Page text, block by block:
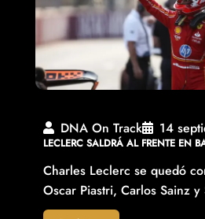
DNA On Track 14
LECLERC SALDRÁ AL FRENTE EN
Charles Leclerc se quedó
Oscar Piastri, Carlos Sainz